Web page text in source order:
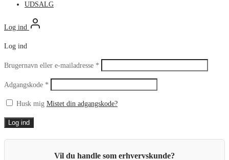
UDSALG
Log ind
Log ind
Brugernavn eller e-mailadresse *
Adgangskode *
Husk mig Mistet din adgangskode?
Log ind
Vil du handle som erhvervskunde?